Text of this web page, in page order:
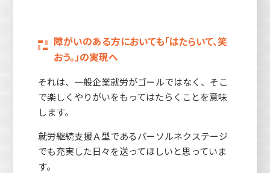
障がいのある方においても「はたらいて、笑
おう。」の実現へ
それは、一般企業就労がゴールではなく、そこ
で楽しくやりがいをもってはたらくことを意味
します。
就労継続支援Ａ型であるパーソルネクステージ
でも充実した日々を送ってほしいと思っていま
す。